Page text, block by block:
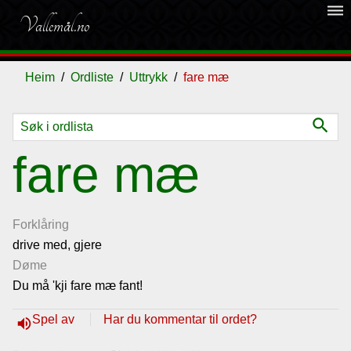
Vallemål.no
dehaze
Heim Ordliste Uttrykk fare mæ
search
fare mæ
Forklåring
drive med, gjere
Døme
Du må 'kji fare mæ fant!
volume_upSpel av Har du kommentar til ordet?
Ordliste
Om
vallemålet
Gjestebok
Nyhende